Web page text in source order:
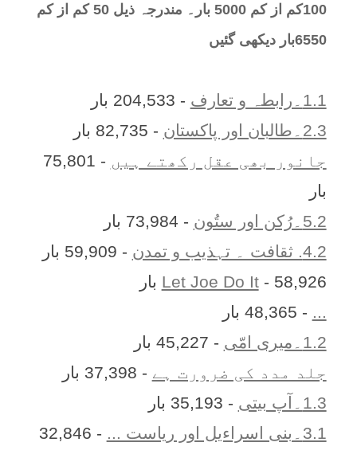
100کم از کم 5000 بار۔ مندرجہ ذیل 50 کم از کم
6550بار دیکھی گئیں
1.1۔رابطہ و تعارف
- 204,533 بار
2.3۔طالبان اور پاکستان
- 82,735 بار
جانور بھی عقل رکھتے ہیں
- 75,801
بار
5.2۔رُکن اور ستُون
- 73,984 بار
4.2. ثقافت ۔ تہذیب و تمدن
- 59,909 بار
Let Joe Do It- 58,926 بار
... - 48,365 بار
1.2۔میری امّی
- 45,227 بار
جلد مدد کی ضرورت ہے - 37,398 بار
1.3۔آپ بیتی
- 35,193 بار
3.1۔بنی اسراءیل اور ریاست ...
- 32,846